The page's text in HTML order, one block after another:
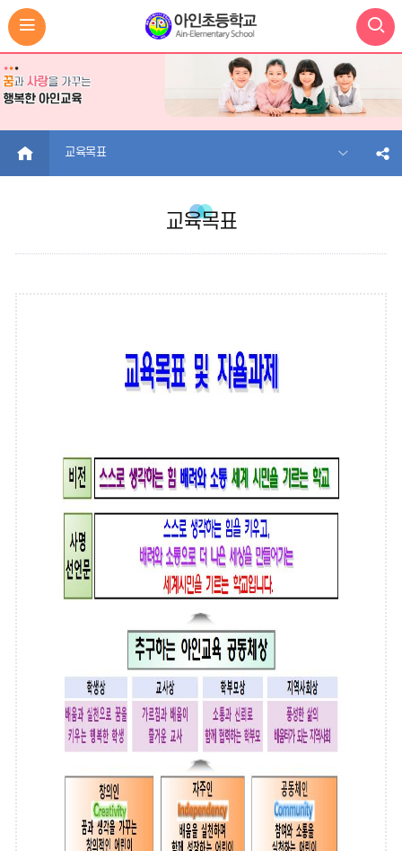
HOME 교육목표
교육목표